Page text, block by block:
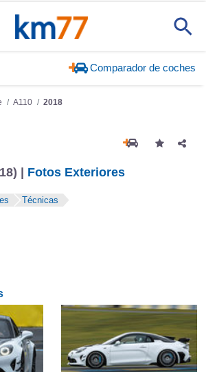
Comparador de coches
A110 2018
| Fotos Exteriores
Técnicas